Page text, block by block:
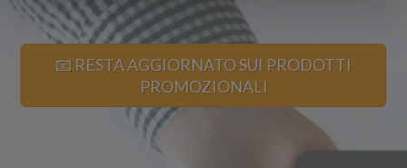
📧 RESTA AGGIORNATO SUI PRODOTTI
PROMOZIONALI